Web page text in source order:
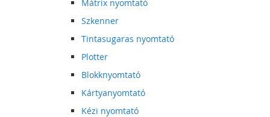
Mátrix nyomtató
Szkenner
Tintasugaras nyomtató
Plotter
Blokknyomtató
Kártyanyomtató
Kézi nyomtató